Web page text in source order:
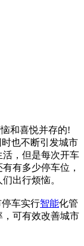
和喜悦并存的!
也不断引发城市
，但是每次开车
有多少停车位，
出行烦恼。
车实行智能化管
可有效改善城市